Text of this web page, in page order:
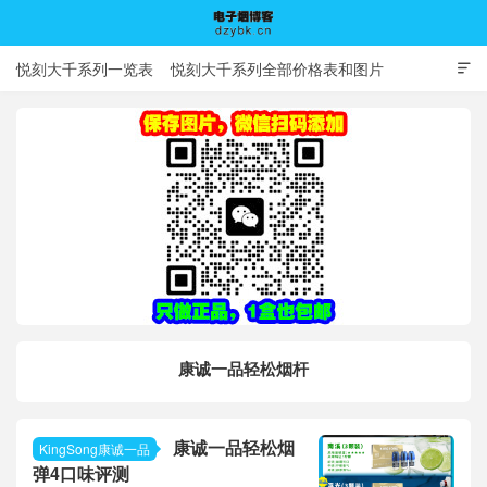
电子烟博客

悦刻大千系列一览表 悦刻大千系列全部价格表和图片
康诚一品轻松烟杆
KingSong康诚一品
康诚一品轻松烟
弹4口味评测